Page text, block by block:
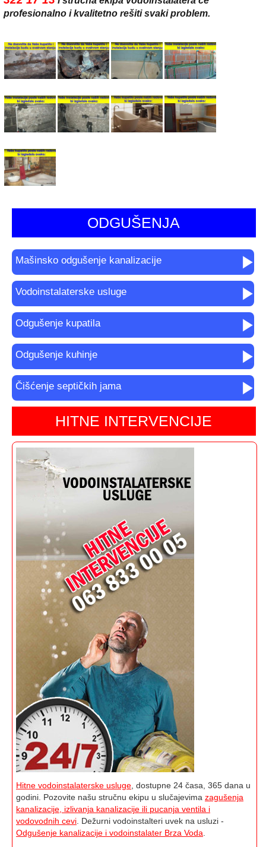
profesionalno i kvalitetno rešiti svaki problem.
ODGUŠENJA
Mašinsko odgušenje kanalizacije
Vodoinstalaterske usluge
Odgušenje kupatila
Odgušenje kuhinje
Čišćenje septičkih jama
HITNE INTERVENCIJE
Hitne vodoinstalaterske usluge, dostupne 24 časa, 365 dana u
godini. Pozovite našu stručnu ekipu u slučajevima zagušenja
kanalizacije, izlivanja kanalizacije ili pucanja ventila i
vodovodnih cevi. Dežurni vodoinstalteri uvek na usluzi -
Odgušenje kanalizacije i vodoinstalater Brza Voda